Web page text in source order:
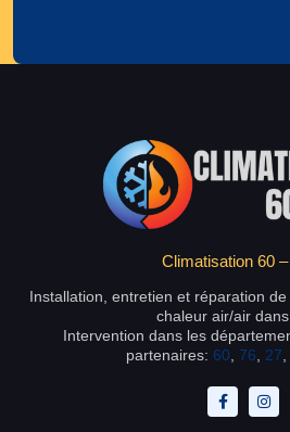
Climatisation 60
Installation, entretien et réparation
chaleur air/air dans
Intervention dans les
partenaires: 60 76 27